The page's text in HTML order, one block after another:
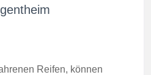
Reifen, können